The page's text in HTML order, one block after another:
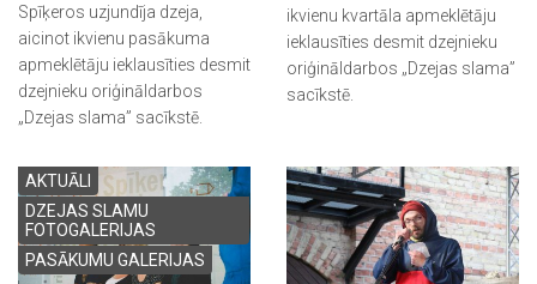
Spīķeros uzjundīja dzeja,
aicinot ikvienu pasākuma
apmeklētāju ieklausīties desmit
dzejnieku oriģināldarbos
„Dzejas slama” sacīkstē.
ikvienu kvartāla apmeklētāju
ieklausīties desmit dzejnieku
oriģināldarbos „Dzejas slama”
sacīkstē.
AKTUĀLI
DZEJAS SLAMU
FOTOGALERIJAS
PASĀKUMU GALERIJAS